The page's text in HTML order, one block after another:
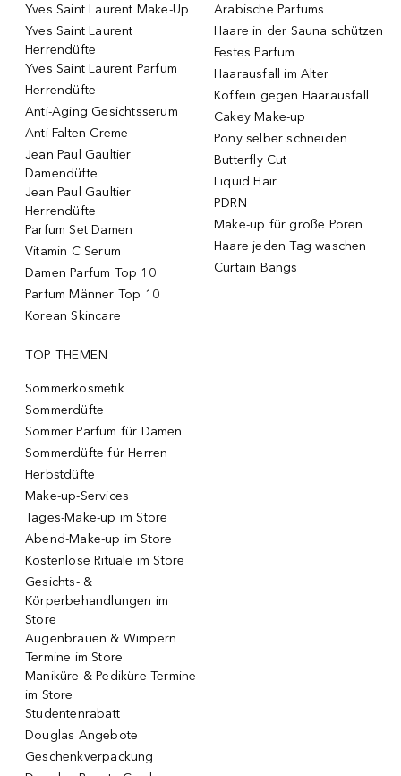
Yves Saint Laurent Make-Up
Yves Saint Laurent
Herrendüfte
Yves Saint Laurent Parfum
Herrendüfte
Anti-Aging Gesichtsserum
Anti-Falten Creme
Jean Paul Gaultier
Damendüfte
Jean Paul Gaultier
Herrendüfte
Parfum Set Damen
Vitamin C Serum
Damen Parfum Top 10
Parfum Männer Top 10
Korean Skincare
Arabische Parfums
Haare in der Sauna schützen
Festes Parfum
Haarausfall im Alter
Koffein gegen Haarausfall
Cakey Make-up
Pony selber schneiden
Butterfly Cut
Liquid Hair
PDRN
Make-up für große Poren
Haare jeden Tag waschen
Curtain Bangs
TOP THEMEN
Sommerkosmetik
Sommerdüfte
Sommer Parfum für Damen
Sommerdüfte für Herren
Herbstdüfte
Make-up-Services
Tages-Make-up im Store
Abend-Make-up im Store
Kostenlose Rituale im Store
Gesichts- &
Körperbehandlungen im
Store
Augenbrauen & Wimpern
Termine im Store
Maniküre & Pediküre Termine
im Store
Studentenrabatt
Douglas Angebote
Geschenkverpackung